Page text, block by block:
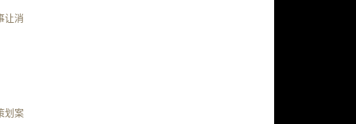
让消
划案